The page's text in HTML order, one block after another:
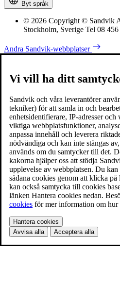
Byt språk
© 2026 Copyright © Sandvik
Stockholm, Sverige Tel 08 456
Andra Sandvik-webbplatser
Vi vill ha ditt
Sandvik och våra leverantörer
tekniker) för att samla in och
enhetsidentifierare, IP-adresser
viktiga webbplatsfunktioner,
anpassa innehåll och leverera
nödvändiga och kan inte stängas
används om du samtycker till det.
kakorna hjälper oss att stödja
upplevelse av webbplatsen. Du kan
sådana cookies genom att klicka
kan också samtycka till cookies
länken Hantera cookies nedan.
cookies för mer information om hur
Hantera cookies
Avvisa alla
Acceptera alla